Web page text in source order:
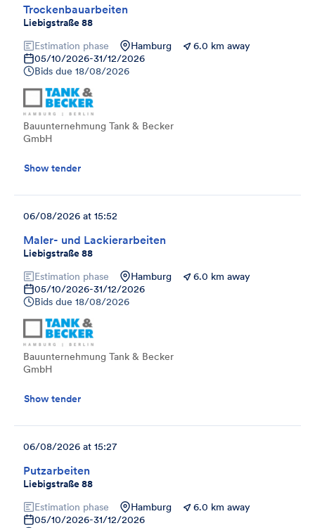
Trockenbauarbeiten
Liebigstraße 88
Estimation phase Hamburg
6.0 km away
05/10/2026-31/12/2026
Bids due 18/08/2026
Bauunternehmung Tank & Becker
GmbH
Show tender
Maler- und Lackierarbeiten
Liebigstraße 88
06/08/2026 at 15:52
Estimation phase Hamburg
6.0 km away
05/10/2026-31/12/2026
Bids due 18/08/2026
Bauunternehmung Tank & Becker
GmbH
Show tender
Putzarbeiten
Liebigstraße 88
06/08/2026 at 15:27
Estimation phase Hamburg
6.0 km away
05/10/2026-31/12/2026